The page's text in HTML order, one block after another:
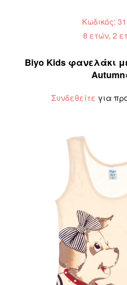
Κωδικός:
8 ετών, 2
Biyo Kids φανελάκι
Συνδεθείτε για